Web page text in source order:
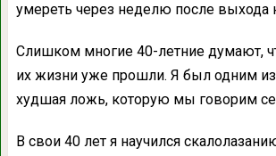
умереть через неделю после выхода
Слишком многие 40-летние думают,
их жизни уже прошли. Я был одним из
худшая ложь, которую мы говорим
В свои 40 лет я научился